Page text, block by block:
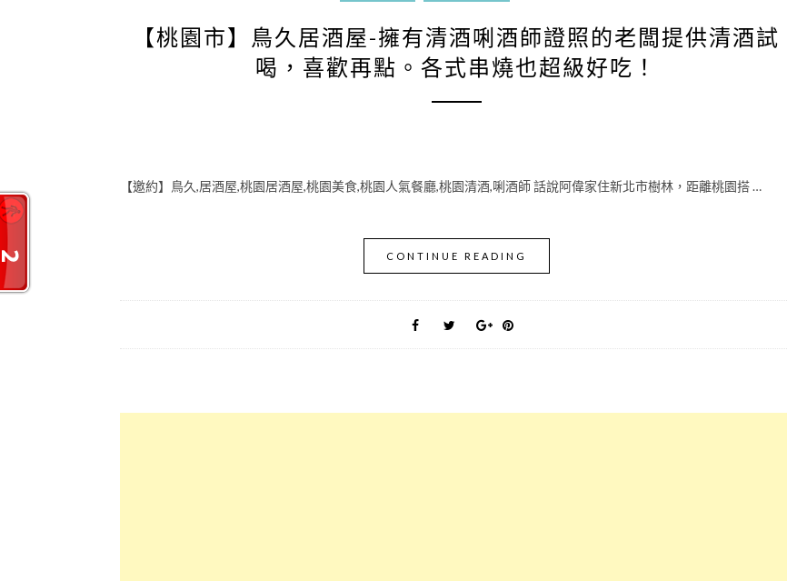
【桃園市】鳥久居酒屋-擁有清酒唎酒師證照的老闆提供清酒試
喝，喜歡再點。各式串燒也超級好吃！
【邀約】鳥久,居酒屋,桃園居酒屋,桃園美食,桃園人氣餐廳,桃園清酒,唎酒師 話說阿偉家住新北市樹林，距離桃園搭 …
CONTINUE READING